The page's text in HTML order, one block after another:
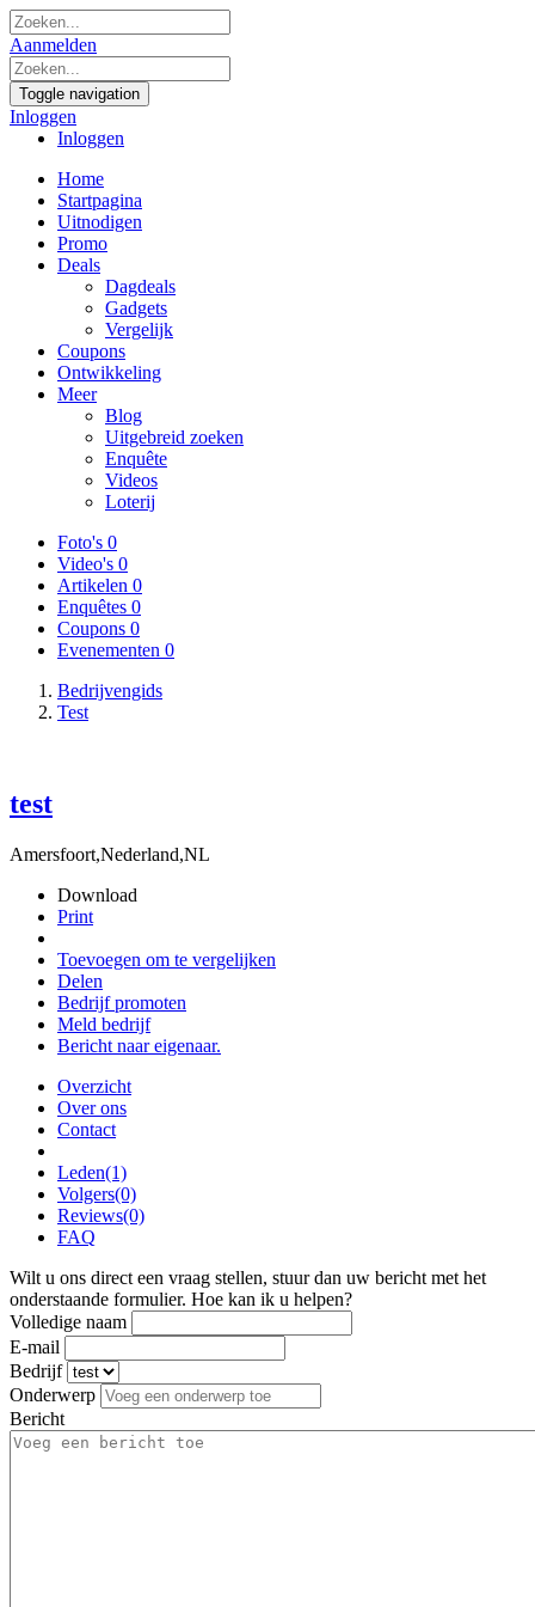
Aanmelden
Toggle navigation
Inloggen
Inloggen
Home
Startpagina
Uitnodigen
Promo
Deals
Dagdeals
Gadgets
Vergelijk
Coupons
Ontwikkeling
Meer
Blog
Uitgebreid zoeken
Enquête
Videos
Loterij
Foto's 0
Video's 0
Artikelen 0
Enquêtes 0
Coupons 0
Evenementen 0
Bedrijvengids
Test
test
Amersfoort,Nederland,NL
Download
Print
Toevoegen om te vergelijken
Delen
Bedrijf promoten
Meld bedrijf
Bericht naar eigenaar.
Overzicht
Over ons
Contact
Leden(1)
Volgers(0)
Reviews(0)
FAQ
Wilt u ons direct een vraag stellen, stuur dan uw bericht met het
onderstaande formulier. Hoe kan ik u helpen?
Volledige naam
E-mail
Bedrijf
Onderwerp
Bericht